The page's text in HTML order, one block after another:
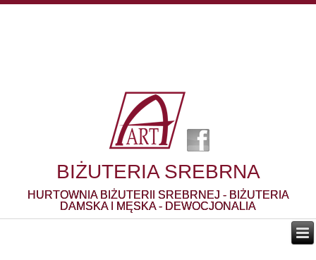
BIŻUTERIA SREBRNA
HURTOWNIA BIŻUTERII SREBRNEJ - BIŻUTERIA
DAMSKA I MĘSKA - DEWOCJONALIA